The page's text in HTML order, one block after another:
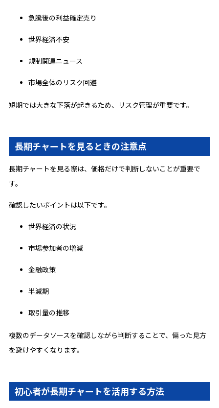
急騰後の利益確定売り
世界経済不安
規制関連ニュース
市場全体のリスク回避
短期では大きな下落が起きるため、リスク管理が重要です。
長期チャートを見るときの注意点
長期チャートを見る際は、価格だけで判断しないことが重要で
す。
確認したいポイントは以下です。
世界経済の状況
市場参加者の増減
金融政策
半減期
取引量の推移
複数のデータソースを確認しながら判断することで、偏った見方
を避けやすくなります。
初心者が長期チャートを活用する方法